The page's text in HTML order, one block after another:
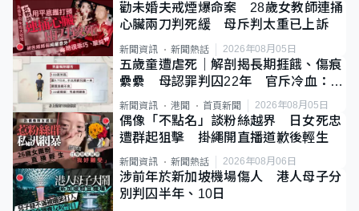
勸未婚夫戒煙爆命案 28歲女教師連捅
心臟兩刀判死緩 母斥判太重已上訴
新聞資訊 新聞熱話 2026年08月05日
五歲童遭虐死｜解剖揭長期捱餓、傷痕
纍纍 母認罪判囚22年 官斥冷血：同
類案最惡劣
新聞資訊 港聞 首頁新聞 2026年08月05日
偶像「不點名」談粉絲越界 日女死忠
遭群起狙擊 掛繩開直播道歉後輕生
新聞資訊 新聞熱話 2026年08月06日
涉前年於新加坡機場傷人 港人母子分
別判囚半年、10日